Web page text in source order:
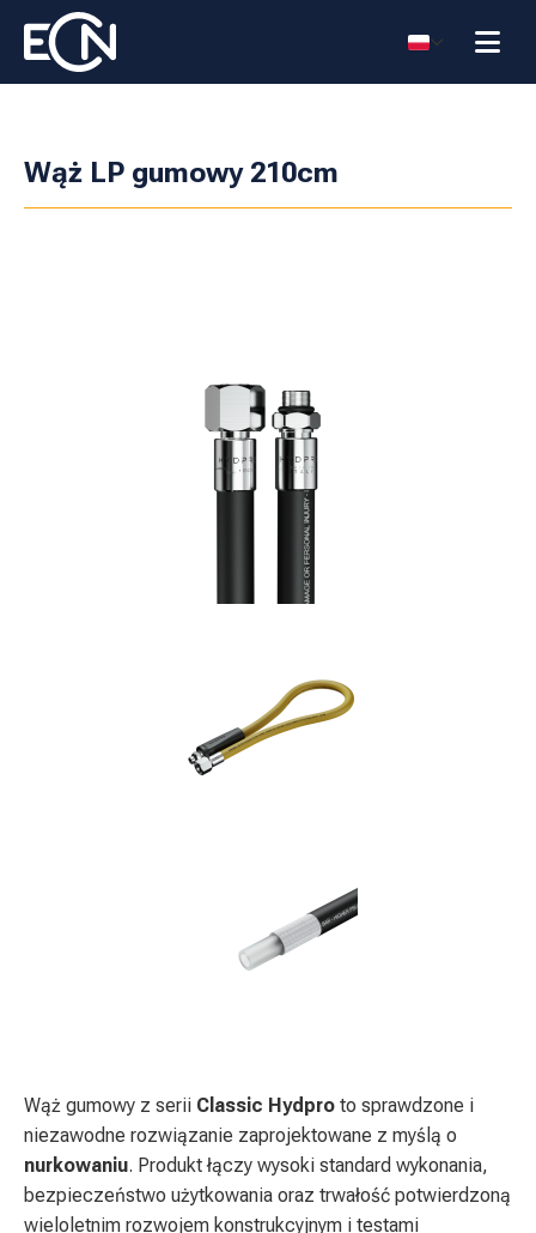
Wąż LP gumowy 210cm
Wąż gumowy z serii Classic Hydpro to sprawdzone i
niezawodne rozwiązanie zaprojektowane z myślą o
nurkowaniu. Produkt łączy wysoki standard wykonania,
bezpieczeństwo użytkowania oraz trwałość potwierdzoną
wieloletnim rozwojem konstrukcyjnym i testami